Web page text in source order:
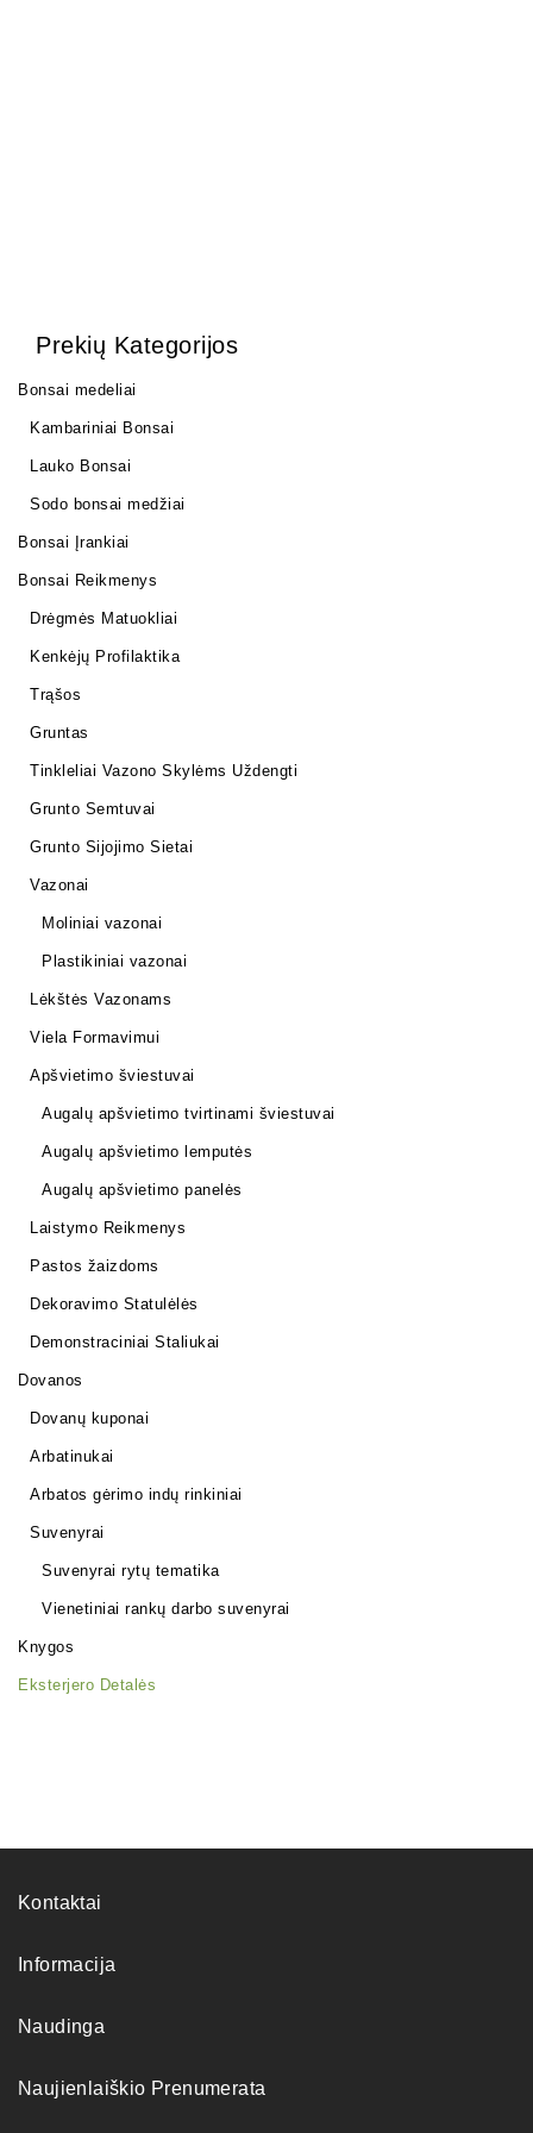
Prekių Kategorijos
Bonsai medeliai
Kambariniai Bonsai
Lauko Bonsai
Sodo bonsai medžiai
Bonsai Įrankiai
Bonsai Reikmenys
Drėgmės Matuokliai
Kenkėjų Profilaktika
Trąšos
Gruntas
Tinkleliai Vazono Skylėms Uždengti
Grunto Semtuvai
Grunto Sijojimo Sietai
Vazonai
Moliniai vazonai
Plastikiniai vazonai
Lėkštės Vazonams
Viela Formavimui
Apšvietimo šviestuvai
Augalų apšvietimo tvirtinami šviestuvai
Augalų apšvietimo lemputės
Augalų apšvietimo panelės
Laistymo Reikmenys
Pastos žaizdoms
Dekoravimo Statulėlės
Demonstraciniai Staliukai
Dovanos
Dovanų kuponai
Arbatinukai
Arbatos gėrimo indų rinkiniai
Suvenyrai
Suvenyrai rytų tematika
Vienetiniai rankų darbo suvenyrai
Knygos
Eksterjero Detalės
Kontaktai
Informacija
Naudinga
Naujienlaiškio Prenumerata